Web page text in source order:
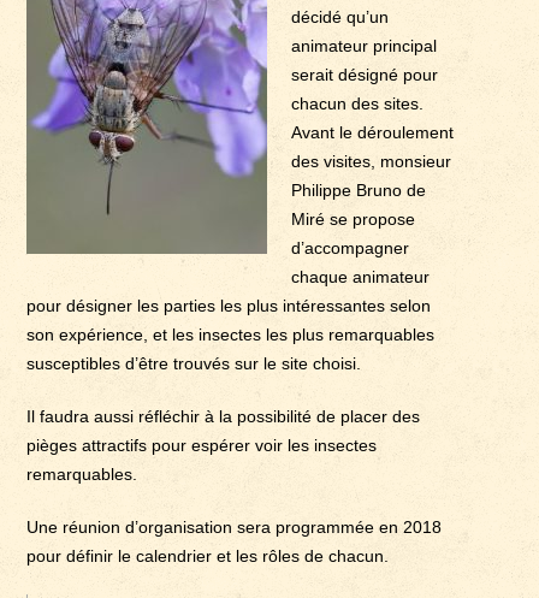
décidé qu’un
animateur principal
serait désigné pour
chacun des sites.
Avant le déroulement
des visites, monsieur
Philippe Bruno de
Miré se propose
d’accompagner
chaque animateur
pour désigner les parties les plus intéressantes selon
son expérience, et les insectes les plus remarquables
susceptibles d’être trouvés sur le site choisi.
Il faudra aussi réfléchir à la possibilité de placer des
pièges attractifs pour espérer voir les insectes
remarquables.
Une réunion d’organisation sera programmée en 2018
pour définir le calendrier et les rôles de chacun.